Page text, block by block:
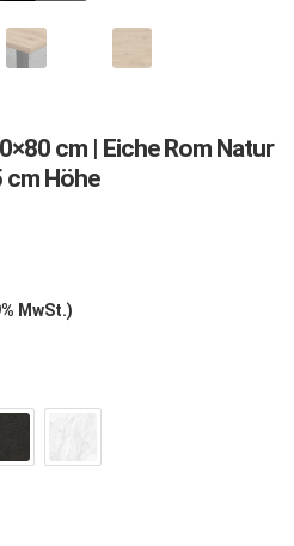
cm | Eiche Rom Natur
cm Höhe
MwSt.)